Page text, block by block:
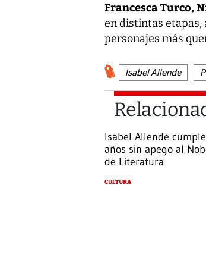
Francesca Turco,
en distintas etapas,
personajes más
Isabel Allende
Isabel Allende
años sin apego al
de Literatura
CULTURA